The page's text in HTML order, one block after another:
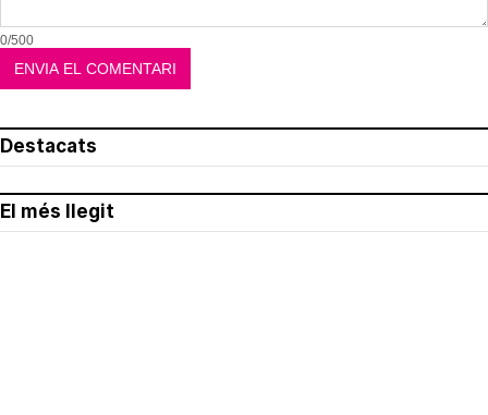
0/500
Destacats
El més llegit